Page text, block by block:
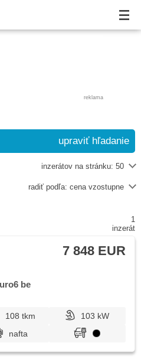
reklama
upraviť hľadanie
inzerátov na stránku: 50
radiť podľa: cena vzostupne
1
inzerát
7 848 EUR
be
108 tkm
103 kW
nafta